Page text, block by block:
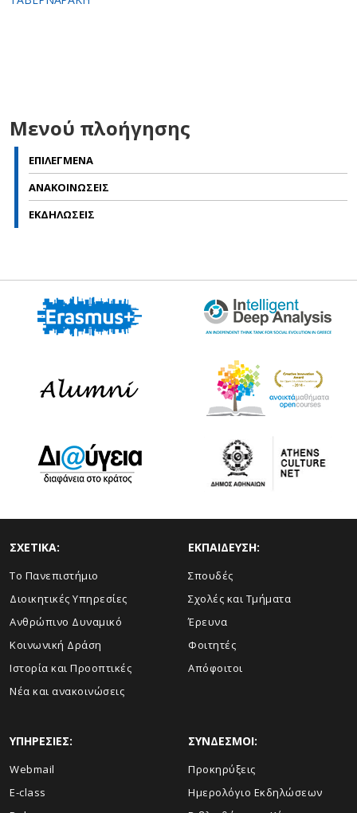
Μενού πλοήγησης
ΕΠΙΛΕΓΜΕΝΑ
ΑΝΑΚΟΙΝΩΣΕΙΣ
ΕΚΔΗΛΩΣΕΙΣ
ΣΧΕΤΙΚΑ:
Το Πανεπιστήμιο
Διοικητικές Υπηρεσίες
Ανθρώπινο Δυναμικό
Κοινωνική Δράση
Ιστορία και Προοπτικές
Νέα και ανακοινώσεις
ΕΚΠΑΙΔΕΥΣΗ:
Σπουδές
Σχολές και Τμήματα
Έρευνα
Φοιτητές
Απόφοιτοι
ΥΠΗΡΕΣΙΕΣ:
Webmail
E-class
ΣΥΝΔΕΣΜΟΙ:
Προκηρύξεις
Ημερολόγιο Εκδηλώσεων